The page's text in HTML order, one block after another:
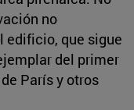
no
edificio, que sigue
del primer
París y otros